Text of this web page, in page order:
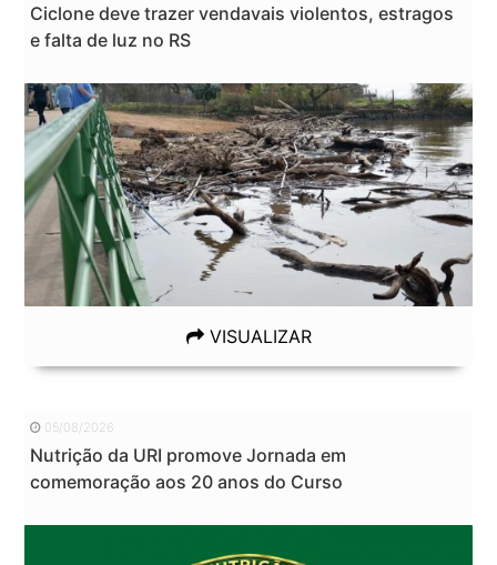
Ciclone deve trazer vendavais violentos, estragos
e falta de luz no RS
VISUALIZAR
05/08/2026
Nutrição da URI promove Jornada em
comemoração aos 20 anos do Curso